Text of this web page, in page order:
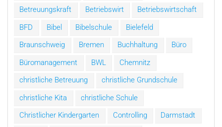
Betreuungskraft
Betriebswirt
Betriebswirtschaft
BFD
Bibel Bibelschule
Bielefeld
Braunschweig
Bremen Buchhaltung
Büro
Büromanagement
BWL
Chemnitz
christliche Betreuung
christliche Grundschule
christliche Kita
christliche Schule
Christlicher Kindergarten
Controlling
Darmstadt